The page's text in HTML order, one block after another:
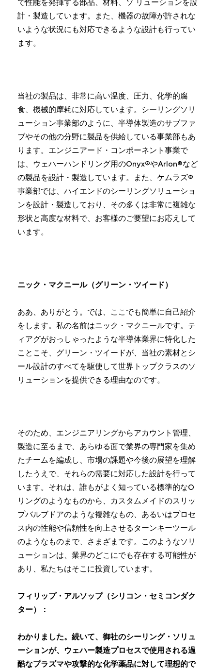
で性能を発揮する部品、材料、ソ リューションを設
計・製造しています。また、機器の故障が許されな
いような状況にも対応できるような設計も行ってい
ます。
当社の製品は、非常に高い温度、圧力、化学的腐
食、機械的摩耗に対応しています。シーリングソリ
ューション事業部のように、半導体製造のサブファ
ブやその他の分野に製品を供給している事業部もあ
ります。エンジニアード・コンポーネント事業で
は、ウェハーハンドリング用のOnyx®やArlon®など
の製品を設計・製造しています。また、ケムラズ®
事業部では、ハイエンドのシーリングソリューショ
ンを設計・製造しており、その多くは非常に複雑な
形状と高度な材料で、お客様のご要望にお応えして
います。
ニック・マクニール（グリーン・ツイード）
ああ、ありがとう。では、ここでも簡単に自己紹介
をします。私の名前はニック・マクニールです。テ
ィアグがおっしゃったような半導体業界に特化した
ことこそ、グリーン・ツイードが、当社の素材とシ
ール設計のすべてを駆使して世界トップクラスのソ
リューションを提供できる理由なのです。
そのため、エンジニアリングからアカウント管理、
製造に至るまで、あらゆる面で業界の専門家を集め
たチームを編成し、市場の課題や今後の展望を理解
したうえで、それらの需要に対応した設計を行って
います。それは、誰もがよく知っている標準的なO
リングのようなものから、カスタムメイドのスリッ
プバルブドアのような複雑なもの、あるいはプロセ
ス内の性能や信頼性を向上させるターンキーツール
のようなものまで、さまざまです。このようなソリ
ューションは、業界のどこにでも存在する可能性が
あり、私たちはそこに投資しています。
フィリップ・アルソップ（シリコン・セミコンダク
ター）：
わかりました。続いて、御社のシーリング・ソリュ
ーションが、ウェハー製造プロセスで使用される過
酷なプラズマや攻撃的な化学薬品に対して理想的で